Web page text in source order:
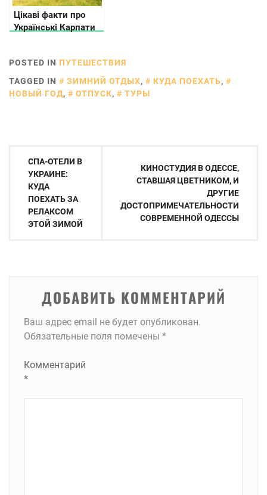
Цікаві факти про
Українські Карпати
POSTED IN ПУТЕШЕСТВИЯ
TAGGED IN
ЗИМНИЙ ОТДЫХ, КУДА ПОЕХАТЬ,
НОВЫЙ ГОД, ОТПУСК, ТУРЫ
Навигация
записям
СПА-ОТЕЛИ В
УКРАИНЕ:
КУДА
ПОЕХАТЬ ЗА
РЕЛАКСОМ
ЭТОЙ ЗИМОЙ
КИНОСТУДИЯ В ОДЕССЕ,
СТАВШАЯ ЦВЕТНИКОМ, И
ДРУГИЕ
ДОСТОПРИМЕЧАТЕЛЬНОСТИ
СОВРЕМЕННОЙ ОДЕССЫ
ДОБАВИТЬ КОММЕНТАРИЙ
Ваш адрес email не будет опубликован.
Обязательные поля помечены *
Комментарий
*